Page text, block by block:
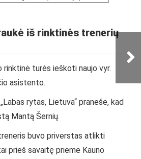
iš rinktinės trenerių
rinktinė turės ieškoti naujo vyr.
asistento.
rytas, Lietuva“ pranešė, kad
Mantą Šernių.
buvo priverstas atlikti
prieš savaitę priėmė Kauno